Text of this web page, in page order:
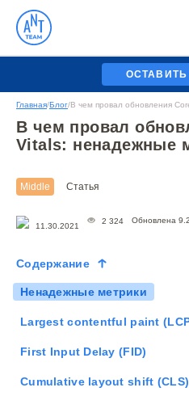
Главная/Блог/В чем провал обновления
В чем провал
Vitals: ненадежные
Middle Статья
11.30.2021
2 324 Обновлена
Содержание
Ненадежные метрики
Largest contentful paint
First Input Delay (FID)
Cumulative layout shift (CLS)